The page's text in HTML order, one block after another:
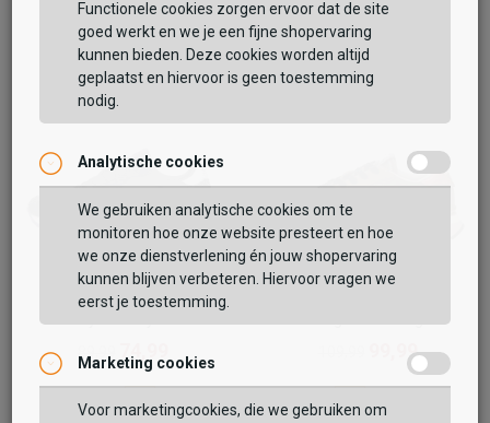
Sun68
99,99
Functionele cookies zorgen ervoor dat de site
goed werkt en we je een fijne shopervaring
kunnen bieden. Deze cookies worden altijd
geplaatst en hiervoor is geen toestemming
nodig.
Analytische cookies
We gebruiken analytische cookies om te
monitoren hoe onze website presteert en hoe
we onze dienstverlening én jouw shopervaring
kunnen blijven verbeteren. Hiervoor vragen we
eerst je toestemming.
Marketing cookies
Voor marketingcookies, die we gebruiken om